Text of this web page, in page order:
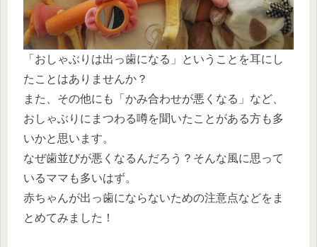
「おしゃぶりは出っ歯になる」ということを耳にし
たことはありませんか？
また、その他にも「かみ合わせが悪くなる」など、
おしゃぶりにまつわる噂を聞いたことがある方も多
いかと思います。
なぜ歯並びが悪くなるんだろう？そんな風に思って
いるママも多いはず。
赤ちゃんが出っ歯にならないための注意点などをま
とめてみました！